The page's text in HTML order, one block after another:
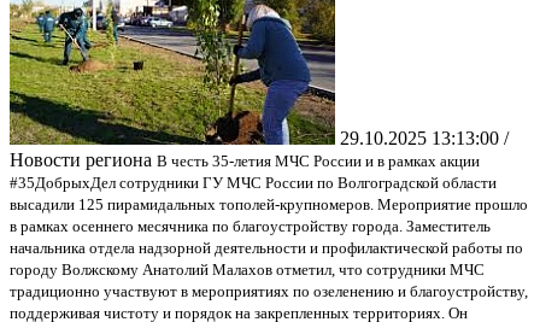
29.10.2025 13:13:00 /
Новости региона В честь 35-летия МЧС России и в рамках акции
#35ДобрыхДел сотрудники ГУ МЧС России по Волгоградской области
высадили 125 пирамидальных тополей-крупномеров. Мероприятие прошло
в рамках осеннего месячника по благоустройству города. Заместитель
начальника отдела надзорной деятельности и профилактической работы по
городу Волжскому Анатолий Малахов отметил, что сотрудники МЧС
традиционно участвуют в мероприятиях по озеленению и благоустройству,
поддерживая чистоту и порядок на закрепленных территориях. Он